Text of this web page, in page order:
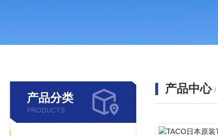
产品分类
PRODUCTS
产品中心 /